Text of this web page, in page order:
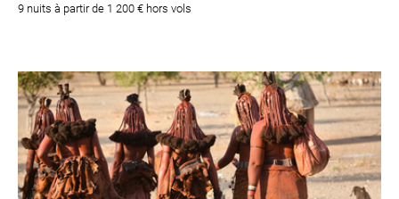
9 nuits à partir de 1 200 € hors vols